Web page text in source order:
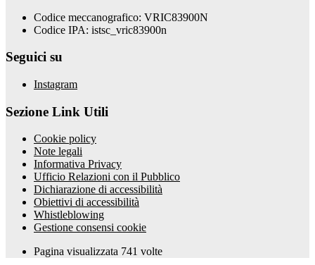
Codice meccanografico: VRIC83900N
Codice IPA: istsc_vric83900n
Seguici su
Instagram
Sezione Link Utili
Cookie policy
Note legali
Informativa Privacy
Ufficio Relazioni con il Pubblico
Dichiarazione di accessibilità
Obiettivi di accessibilità
Whistleblowing
Gestione consensi cookie
Pagina visualizzata 741 volte